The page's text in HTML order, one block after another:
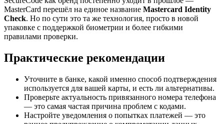
MasterCard перешёл на единое название Mastercard Identity
Check. Но по сути это та же технология, просто в новой
упаковке с поддержкой биометрии и более гибкими
правилами проверки.
Практические рекомендации
Уточните в банке, какой именно способ подтверждения
используется для вашей карты, и есть ли альтернативы.
Проверьте актуальность привязанного номера телефона
— это самая частая причина проблем с кодами.
Настройте уведомления о попытках платежей — это